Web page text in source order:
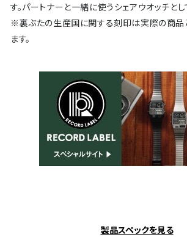
す。パートナーと一緒に使うシェアウオッチとし
※裏ぶたの生産国に関する刻印は実際の商品
ます。
製品スペックを見る